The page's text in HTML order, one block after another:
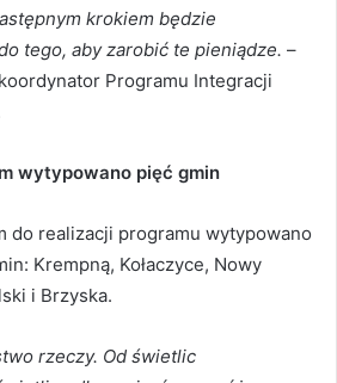
krokiem będzie
tego, aby zarobić te pieniądze. –
Programu Integracji
wytypowano pięć gmin
do realizacji programu wytypowano
Krempną, Kołaczyce, Nowy
i Brzyska.
rzeczy. Od świetlic